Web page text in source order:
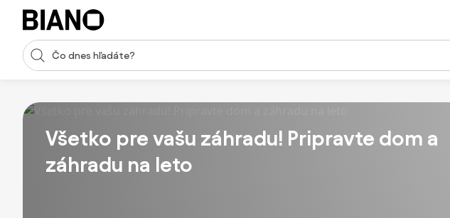
Preskočiť navigáciu, prejsť na obsah
Vstup pre vyhľadávanie
Všetko pre vašu záhradu! Pripravte dom a
záhradu na leto